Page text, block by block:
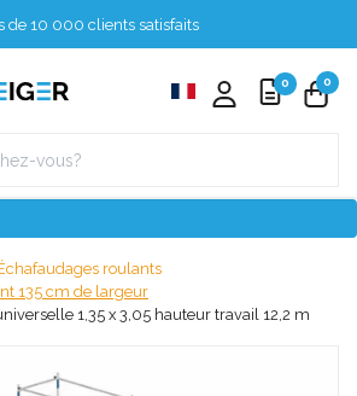
de 10 000 clients satisfaits
0 0
roulants
135 cm de largeur
1,35 x 3,05 hauteur travail 12,2 m